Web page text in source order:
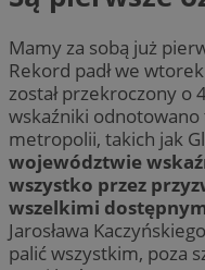
Mamy za sobą już
Rekord padł we
został przekroczony o
wskaźniki
metropolii, takich jak
województwie
wszystko przez
wszelkimi
Jarosława
palić wszystkim, poza